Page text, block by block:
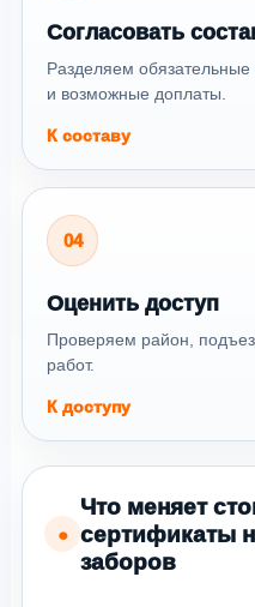
Согласовать
Разделяем
и возможные доплаты.
К составу
04
Оценить доступ
Проверяем район,
работ.
К доступу
●
Что меняет
сертификаты
заборов